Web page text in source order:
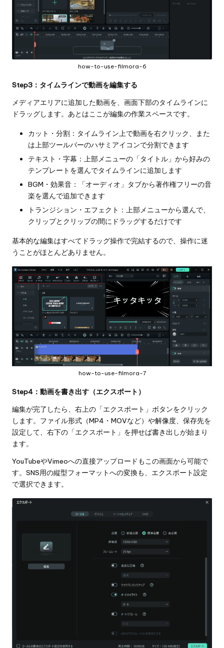
how-to-use-filmora-6
Step3：タイムラインで動画を編集する
メディアエリアに追加した動画を、画面下部のタイムラインに
ドラッグします。あとはここが編集の作業スペースです。
カット・分割：タイムライン上で動画を右クリック、また
は上部ツールバーのハサミアイコンで分割できます
テキスト・字幕：上部メニューの「タイトル」から好みの
テンプレートを選んでタイムラインに追加します
BGM・効果音：「オーディオ」タブから著作権フリーの音
楽を選んで追加できます
トランジション・エフェクト：上部メニューから選んで、
クリップとクリップの間にドラッグするだけです
基本的な編集はすべてドラッグ操作で完結するので、操作に迷
うことがほとんどありません。
how-to-use-filmora-7
Step4：動画を書き出す（エクスポート）
編集が完了したら、右上の「エクスポート」ボタンをクリック
します。ファイル形式（MP4・MOVなど）や解像度、保存先を
設定して、右下の「エクスポート」を押せば書き出しが始まり
ます。
YouTubeやVimeoへの直接アップロードもこの画面から可能で
す。SNS用の縦型フォーマットへの変換も、エクスポート設定
で選択できます。